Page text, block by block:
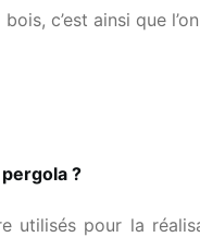
c’est ainsi que
?
utilisés pour la